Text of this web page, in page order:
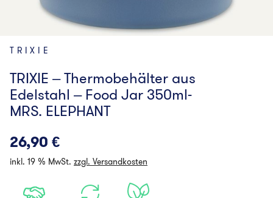
TRIXIE
TRIXIE – Thermobehälter aus
Edelstahl – Food Jar 350ml-
MRS. ELEPHANT
26,90 €
inkl. 19 % MwSt. zzgl. Versandkosten